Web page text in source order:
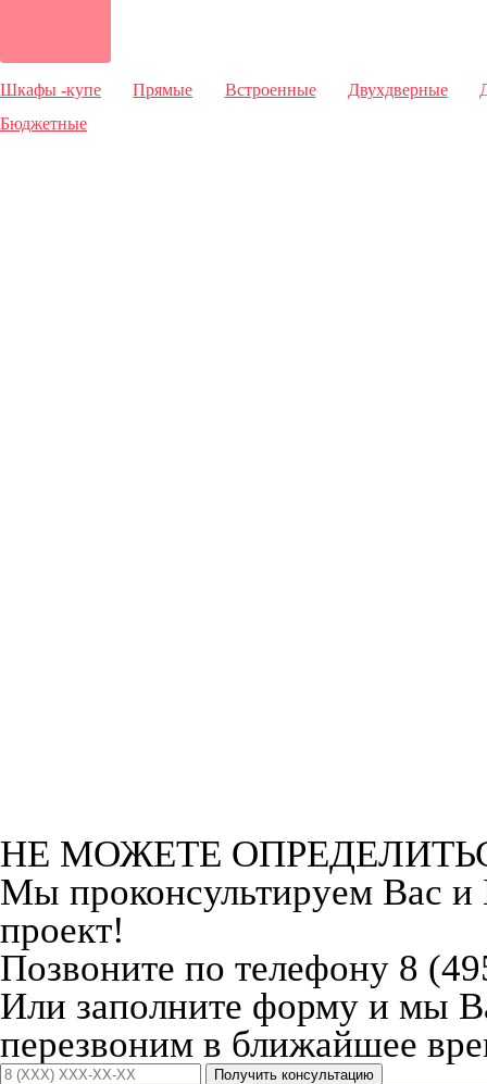
Шкафы -купе Прямые Встроенные Двухдверные
Бюджетные
НЕ МОЖЕТЕ
Мы проконсультируем Вас
проект!
Позвоните по телефону 8
Или заполните форму и мы
перезвоним в ближайшее
Получить консультацию